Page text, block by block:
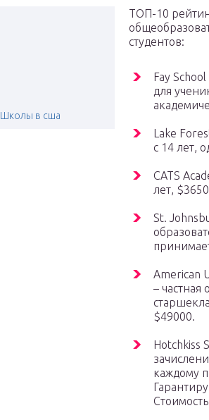
Школы в сша
ТОП-10
студентов:
Fay
для
Lake
с 14 лет,
CATS
лет,
St.
American
– частная
$49000.
Hotchkiss
каждому